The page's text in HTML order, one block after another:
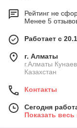
Рейтинг не
Менее 5
Работает с
г. Алматы
г.Алматы
Казахстан
Контакты
Сегодня
Показать